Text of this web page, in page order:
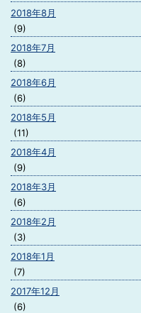
2018年8月
(9)
2018年7月
(8)
2018年6月
(6)
2018年5月
(11)
2018年4月
(9)
2018年3月
(6)
2018年2月
(3)
2018年1月
(7)
2017年12月
(6)